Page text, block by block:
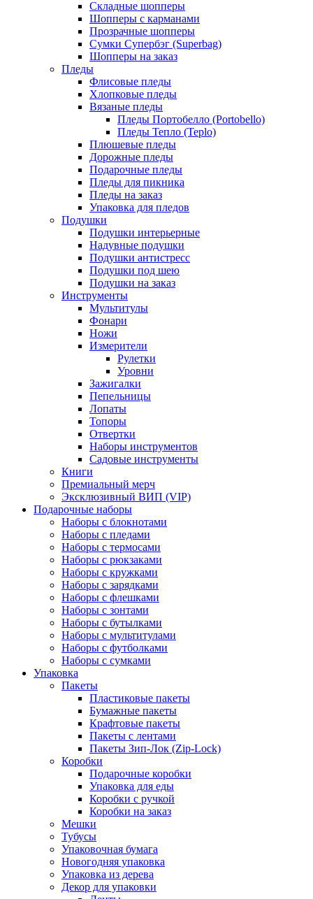
Складные шопперы
Шопперы с карманами
Прозрачные шопперы
Сумки Супербэг (Superbag)
Шопперы на заказ
Пледы
Флисовые пледы
Хлопковые пледы
Вязаные пледы
Пледы Портобелло (Portobello)
Пледы Тепло (Teplo)
Плюшевые пледы
Дорожные пледы
Подарочные пледы
Пледы для пикника
Пледы на заказ
Упаковка для пледов
Подушки
Подушки интерьерные
Надувные подушки
Подушки антистресс
Подушки под шею
Подушки на заказ
Инструменты
Мультитулы
Фонари
Ножи
Измерители
Рулетки
Уровни
Зажигалки
Пепельницы
Лопаты
Топоры
Отвертки
Наборы инструментов
Садовые инструменты
Книги
Премиальный мерч
Эксклюзивный ВИП (VIP)
Подарочные наборы
Наборы с блокнотами
Наборы с пледами
Наборы с термосами
Наборы с рюкзаками
Наборы с кружками
Наборы с зарядками
Наборы с флешками
Наборы с зонтами
Наборы с бутылками
Наборы с мультитулами
Наборы с футболками
Наборы с сумками
Упаковка
Пакеты
Пластиковые пакеты
Бумажные пакеты
Крафтовые пакеты
Пакеты с лентами
Пакеты Зип-Лок (Zip-Lock)
Коробки
Подарочные коробки
Упаковка для еды
Коробки с ручкой
Коробки на заказ
Мешки
Тубусы
Упаковочная бумага
Новогодняя упаковка
Упаковка из дерева
Декор для упаковки